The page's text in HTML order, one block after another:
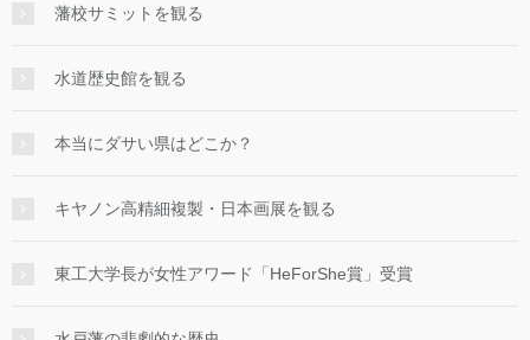
藩校サミットを観る
水道歴史館を観る
本当にダサい県はどこか？
キヤノン高精細複製・日本画展を観る
東工大学長が女性アワード「HeForShe賞」受賞